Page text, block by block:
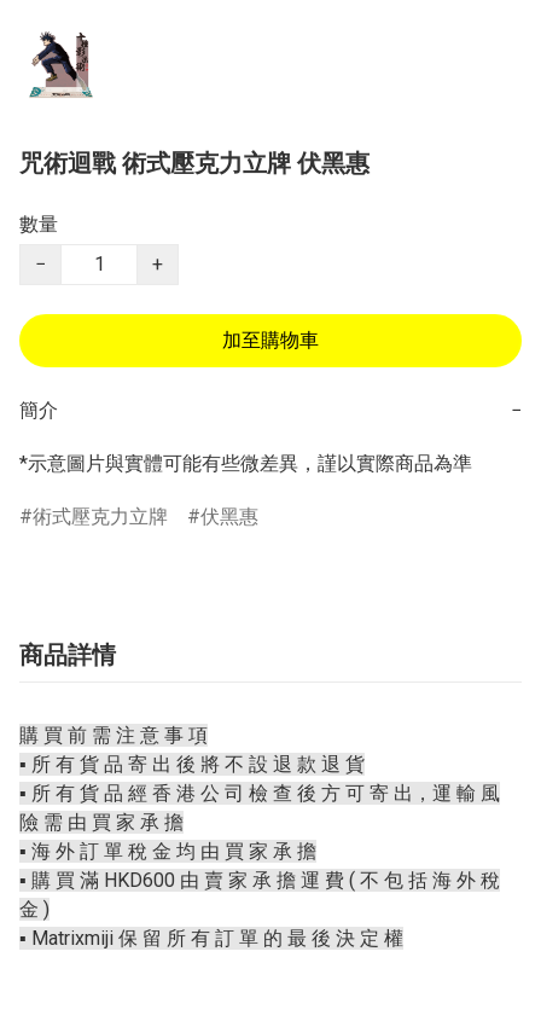
咒術迴戰 術式壓克力立牌 伏黑惠
數量
−
+
加至購物車
簡介 −
*示意圖片與實體可能有些微差異，謹以實際商品為準
術式壓克力立牌 伏黑惠
商品詳情
購 買 前 需 注 意 事 項
▪️ 所 有 貨 品 寄 出 後 將 不 設 退 款 退 貨
▪️ 所 有 貨 品 經 香 港 公 司 檢 查 後 方 可 寄 出，運 輸 風
險 需 由 買 家 承 擔
▪️ 海 外 訂 單 稅 金 均 由 買 家 承 擔
▪️ 購 買 滿 HKD600 由 賣 家 承 擔 運 費 ( 不 包 括 海 外 稅
金 )
▪️ Matrixmiji 保 留 所 有 訂 單 的 最 後 決 定 權